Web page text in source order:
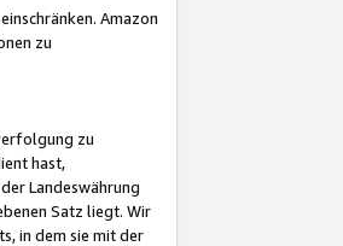
Amazon
zu
zu
hast,
Landeswährung
Satz liegt. Wir
in dem sie mit der